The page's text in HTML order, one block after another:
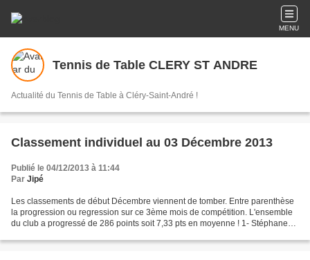
MENU
Tennis de Table CLERY ST ANDRE
Actualité du Tennis de Table à Cléry-Saint-André !
Classement individuel au 03 Décembre 2013
Publié le 04/12/2013 à 11:44
Par Jipé
Les classements de début Décembre viennent de tomber. Entre parenthèse
la progression ou regression sur ce 3ème mois de compétition. L'ensemble
du club a progressé de 286 points soit 7,33 pts en moyenne ! 1- Stéphane